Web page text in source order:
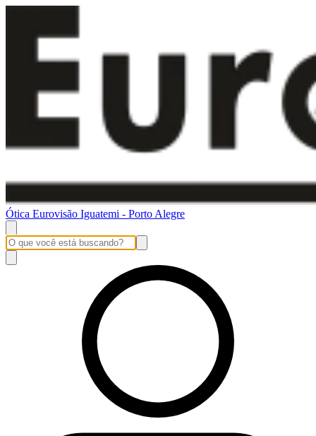
Ótica Eurovisão Iguatemi - Porto Alegre